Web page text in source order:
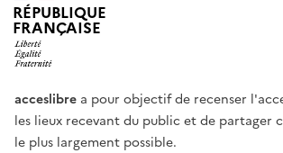
RÉPUBLIQUE
FRANÇAISE
acceslibre a pour objectif de recenser
les lieux recevant du public et de partager
le plus largement possible.